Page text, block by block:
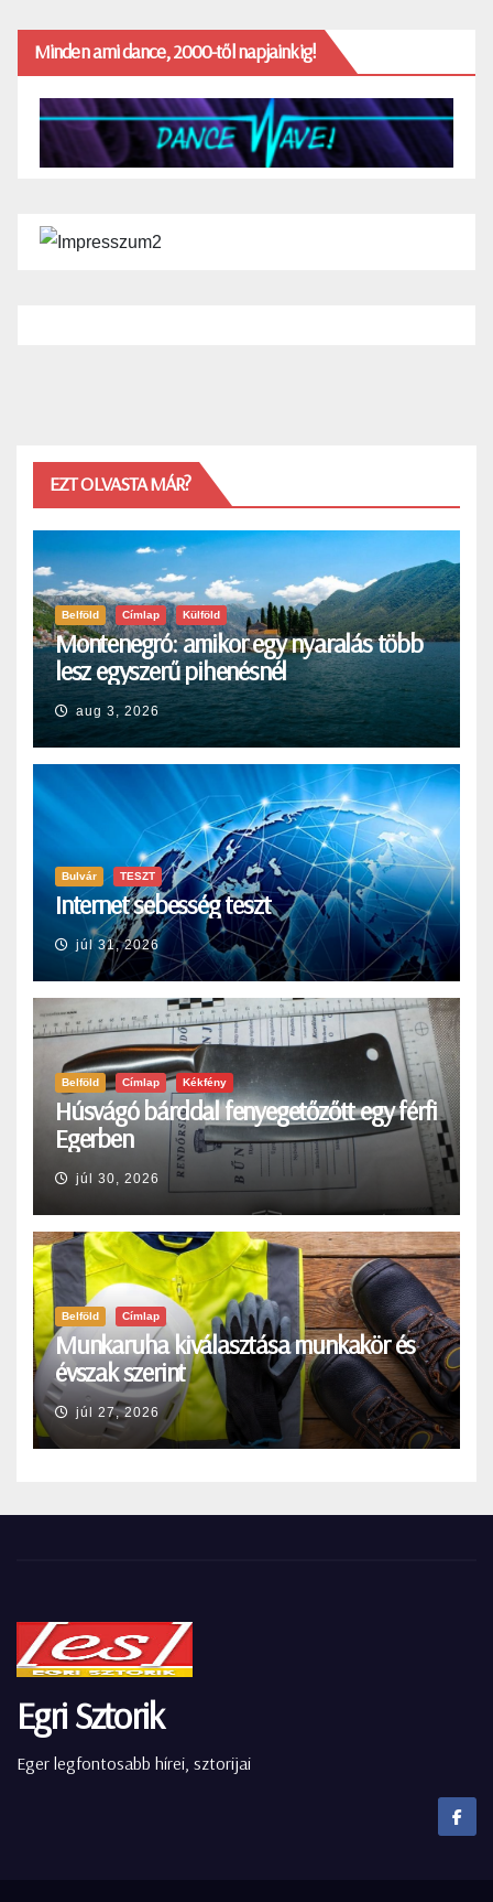
Minden ami dance, 2000-től napjainkig!
EZT OLVASTA MÁR?
Belföld Címlap Külföld
Montenegró: amikor egy nyaralás több
lesz egyszerű pihenésnél
aug 3, 2026
Bulvár TESZT
Internet sebesség teszt
júl 31, 2026
Belföld Címlap Kékfény
Húsvágó bárddal fenyegetőzőtt egy férfi
Egerben
júl 30, 2026
Belföld Címlap
Munkaruha kiválasztása munkakör és
évszak szerint
júl 27, 2026
Egri Sztorik
Eger legfontosabb hírei, sztorijai